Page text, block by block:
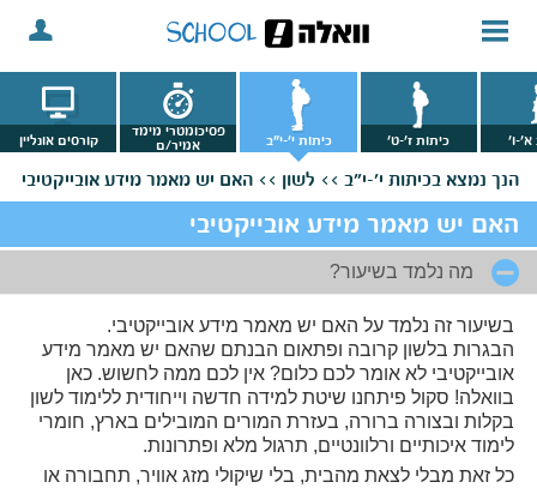
א'-ו' כיתות ז'-ט' כיתות י'-י"ב
פסיכומטרי מימד
אמיר/ם
קורסים אונליין
הנך נמצא בכיתות י'-י"ב >> לשון >> האם יש מאמר מידע אובייקטיבי
האם יש מאמר מידע אובייקטיבי
מה נלמד בשיעור?
בשיעור זה נלמד על האם יש מאמר מידע אובייקטיבי.
הבגרות בלשון קרובה ופתאום הבנתם שהאם יש מאמר מידע
אובייקטיבי לא אומר לכם כלום? אין לכם ממה לחשוש. כאן
בוואלה! סקול פיתחנו שיטת למידה חדשה וייחודית ללימוד לשון
בקלות ובצורה ברורה, בעזרת המורים המובילים בארץ, חומרי
לימוד איכותיים ורלוונטיים, תרגול מלא ופתרונות.
כל זאת מבלי לצאת מהבית, בלי שיקולי מזג אוויר, תחבורה או